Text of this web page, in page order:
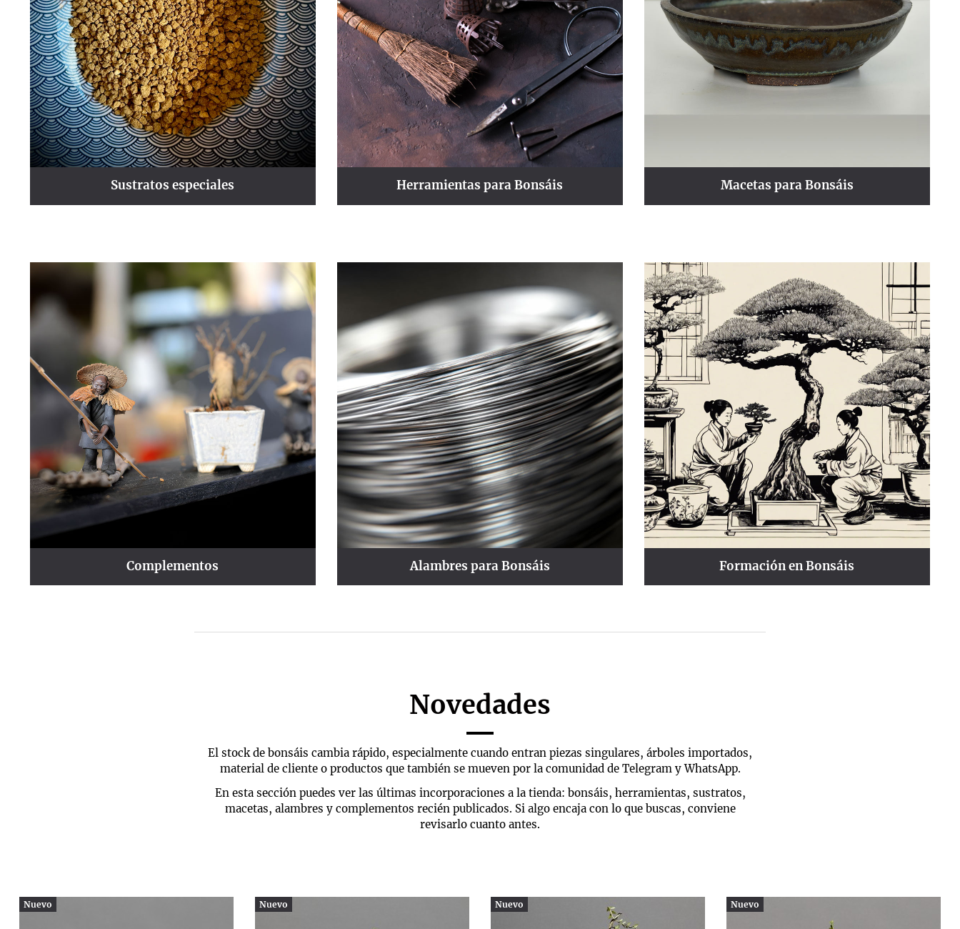
Sustratos especiales Herramientas para Bonsáis Macetas para Bonsáis
Complementos Alambres para Bonsáis Formación en Bonsáis
Novedades
El stock de bonsáis cambia rápido, especialmente cuando entran piezas singulares, árboles importados,
material de cliente o productos que también se mueven por la comunidad de Telegram y WhatsApp.
En esta sección puedes ver las últimas incorporaciones a la tienda: bonsáis, herramientas, sustratos,
macetas, alambres y complementos recién publicados. Si algo encaja con lo que buscas, conviene
revisarlo cuanto antes.
Nuevo Nuevo Nuevo Nuevo